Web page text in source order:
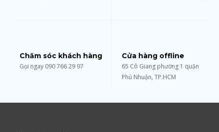
Chăm sóc khách hàng
Gọi ngay 090 766 29 97
Cửa hàng offline
65 Cô Giang phường 1 quận
Phú Nhuận, TP.HCM